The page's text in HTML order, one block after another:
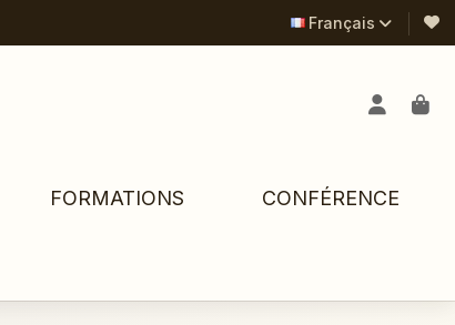
Français
FORMATIONS CONFÉRENCE